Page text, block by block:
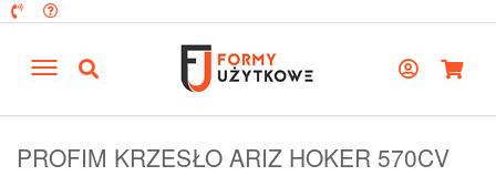
PROFIM KRZESŁO ARIZ HOKER 570CV